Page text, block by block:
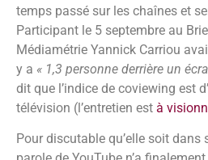
temps passé sur les chaînes et
Participant le 5 septembre au
Médiamétrie Yannick Carriou
y a « 1,3 personne derrière un
dit que l’indice de coviewing est
télévision (l’entretien est à
Pour discutable qu’elle soit dans